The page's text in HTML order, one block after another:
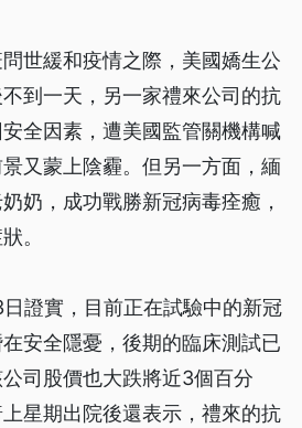
世緩和疫情之際，美國嬌生公
到一天，另一家禮來公司的抗
全因素，遭美國監管關機構喊
又蒙上陰霾。但另一方面，緬
奶，成功戰勝新冠病毒痊癒，
。
證實，目前正在試驗中的新冠
安全隱憂，後期的臨床測試已
司股價也大跌將近3個百分
星期出院後還表示，禮來的抗